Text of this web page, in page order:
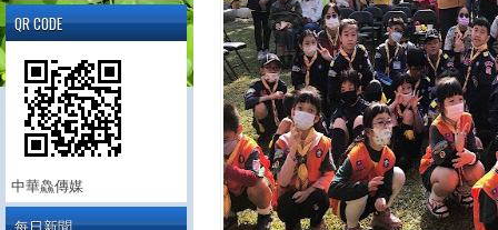
QR CODE
中華鱻傳媒